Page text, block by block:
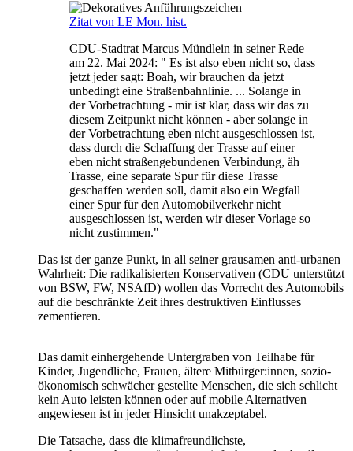
Zitat von LE Mon. hist.
CDU-Stadtrat Marcus Mündlein in seiner Rede
am 22. Mai 2024: " Es ist also eben nicht so, dass
jetzt jeder sagt: Boah, wir brauchen da jetzt
unbedingt eine Straßenbahnlinie. ... Solange in
der Vorbetrachtung - mir ist klar, dass wir das zu
diesem Zeitpunkt nicht können - aber solange in
der Vorbetrachtung eben nicht ausgeschlossen ist,
dass durch die Schaffung der Trasse auf einer
eben nicht straßengebundenen Verbindung, äh
Trasse, eine separate Spur für diese Trasse
geschaffen werden soll, damit also ein Wegfall
einer Spur für den Automobilverkehr nicht
ausgeschlossen ist, werden wir dieser Vorlage so
nicht zustimmen."
Das ist der ganze Punkt, in all seiner grausamen anti-urbanen
Wahrheit: Die radikalisierten Konservativen (CDU unterstützt
von BSW, FW, NSAfD) wollen das Vorrecht des Automobils
auf die beschränkte Zeit ihres destruktiven Einflusses
zementieren.
Das damit einhergehende Untergraben von Teilhabe für
Kinder, Jugendliche, Frauen, ältere Mitbürger:innen, sozio-
ökonomisch schwächer gestellte Menschen, die sich schlicht
kein Auto leisten können oder auf mobile Alternativen
angewiesen ist in jeder Hinsicht unakzeptabel.
Die Tatsache, dass die klimafreundlichste,